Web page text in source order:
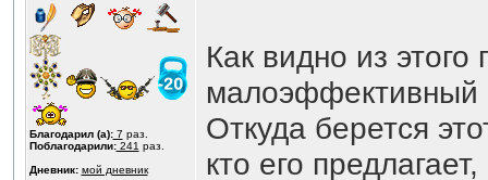
Благодарил (а):7 раз.
Поблагодарили:241 раз.
Дневник: мой дневник
Как видно из этого
малоэффективный
Откуда берется
кто его